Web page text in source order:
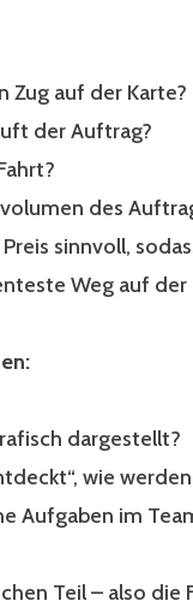
Zug auf der Karte?
der Auftrag?
des
sinnvoll,
Weg auf der
dargestellt?
wie
Aufgaben im
Teil – also die